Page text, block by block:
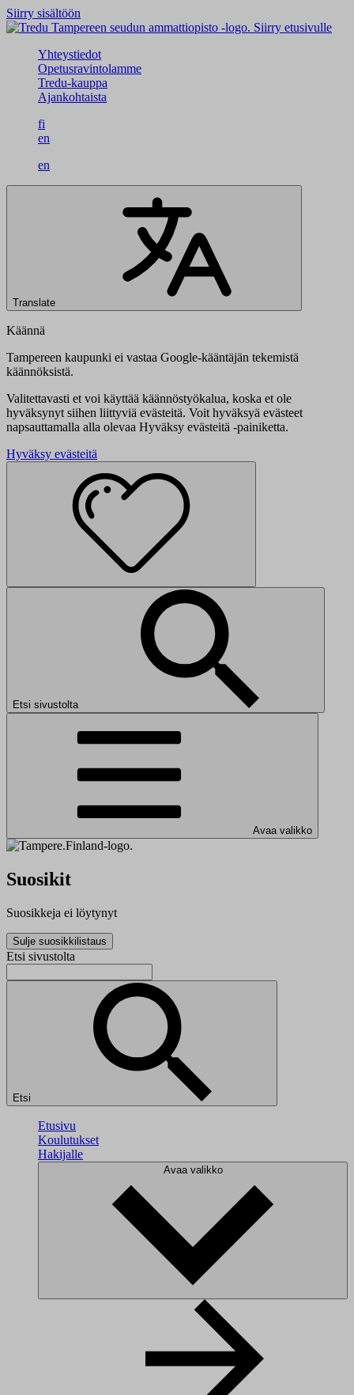
Siirry sisältöön
Siirry etusivulle
Yhteystiedot
Opetusravintolamme
Tredu-kauppa
Ajankohtaista
fi
en
en
Translate
Käännä
Tampereen kaupunki ei vastaa Google-kääntäjän tekemistä
käännöksistä.
Valitettavasti et voi käyttää käännöstyökalua, koska et ole
hyväksynyt siihen liittyviä evästeitä. Voit hyväksyä evästeet
napsauttamalla alla olevaa Hyväksy evästeitä -painiketta.
Hyväksy evästeitä
Etsi sivustolta
Avaa valikko
Suosikit
Suosikkeja ei löytynyt
Sulje suosikkilistaus
Etsi sivustolta
Etsi
Etusivu
Koulutukset
Hakijalle
Avaa valikko